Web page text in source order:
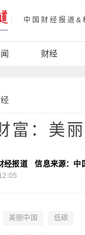
中国财经报道&
财经
富：美
经报道 信息来源：中
美丽中国 低碳